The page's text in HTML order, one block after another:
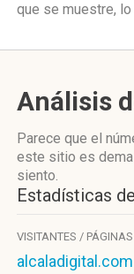
que se muestre,
Análisis
Parece que el
este sitio es
siento.
Estadísticas
VISITANTES /
alcaladigital.com